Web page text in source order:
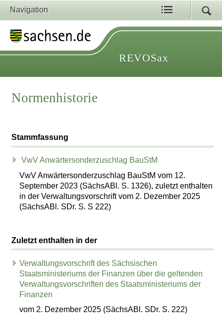
Navigation
REVOSax
Normenhistorie
Stammfassung
VwV Anwärtersonderzuschlag BauStM
VwV Anwärtersonderzuschlag BauStM vom 12.
September 2023 (SächsABl. S. 1326), zuletzt enthalten
in der Verwaltungsvorschrift vom 2. Dezember 2025
(SächsABl. SDr. S. S 222)
Zuletzt enthalten in der
Verwaltungsvorschrift des Sächsischen
Staatsministeriums der Finanzen über die geltenden
Verwaltungsvorschriften des Staatsministeriums der
Finanzen
vom 2. Dezember 2025 (SächsABl. SDr. S. 222)